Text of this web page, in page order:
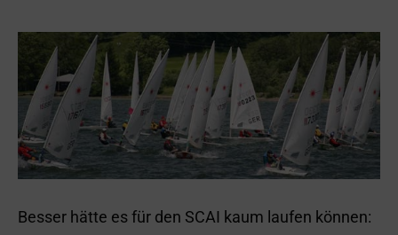
Besser hätte es für den SCAI kaum laufen können: